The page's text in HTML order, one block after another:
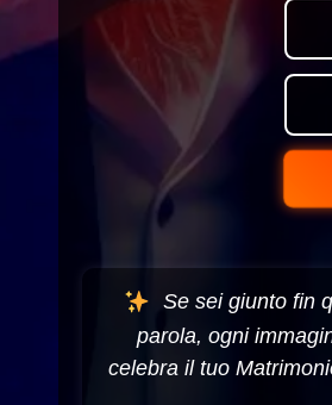
Se sei giunto fin
parola, ogni
celebra il tuo